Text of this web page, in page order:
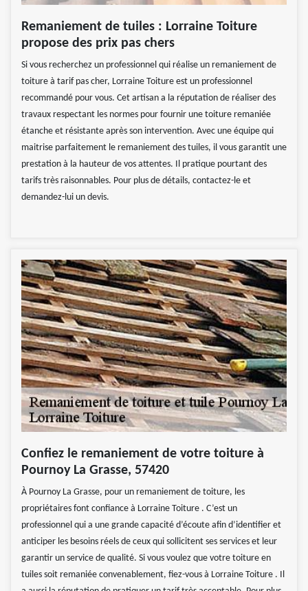
Remaniement de tuiles : Lorraine Toiture
propose des prix pas chers
Si vous recherchez un professionnel qui réalise un remaniement de
toiture à tarif pas cher, Lorraine Toiture est un professionnel
recommandé pour vous. Cet artisan a la réputation de réaliser des
travaux respectant les normes pour fournir une toiture remaniée
étanche et résistante après son intervention. Avec une équipe qui
maitrise parfaitement le remaniement des tuiles, il vous garantit une
prestation à la hauteur de vos attentes. Il pratique pourtant des
tarifs très raisonnables. Pour plus de détails, contactez-le et
demandez-lui un devis.
Confiez le remaniement de votre toiture à
Pournoy La Grasse, 57420
À Pournoy La Grasse, pour un remaniement de toiture, les
propriétaires font confiance à Lorraine Toiture . C’est un
professionnel qui a une grande capacité d’écoute afin d’identifier et
anticiper les besoins réels de ceux qui sollicitent ses services et leur
garantir un service de qualité. Si vous voulez que votre toiture en
tuiles soit remaniée convenablement, fiez-vous à Lorraine Toiture . Il